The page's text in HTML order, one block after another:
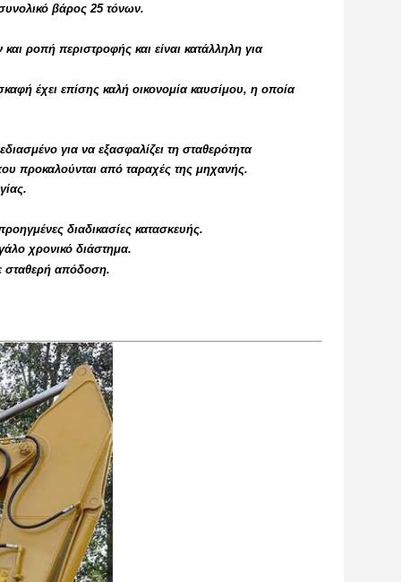
βάρος 25 τόνων.
ροπή περιστροφής και είναι κατάλληλη για
έχει επίσης καλή οικονομία καυσίμου, η οποία
για να εξασφαλίζει τη σταθερότητα
προκαλούνται από ταραχές της μηχανής.
διαδικασίες κατασκευής.
χρονικό διάστημα.
σταθερή απόδοση.